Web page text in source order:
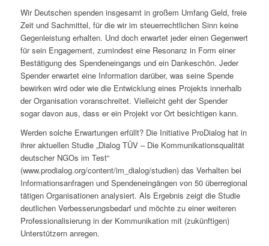
Wir Deutschen spenden insgesamt in großem Umfang Geld, freie
Zeit und Sachmittel, für die wir im steuerrechtlichen Sinn keine
Gegenleistung erhalten. Und doch erwartet jeder einen Gegenwert
für sein Engagement, zumindest eine Resonanz in Form einer
Bestätigung des Spendeneingangs und ein Dankeschön. Jeder
Spender erwartet eine Information darüber, was seine Spende
bewirken wird oder wie die Entwicklung eines Projekts innerhalb
der Organisation voranschreitet. Vielleicht geht der Spender
sogar davon aus, dass er ein Projekt vor Ort besichtigen kann.
Werden solche Erwartungen erfüllt? Die Initiative ProDialog hat in
ihrer aktuellen Studie „Dialog TÜV – Die Kommunikationsqualität
deutscher NGOs im Test“
(www.prodialog.org/content/im_dialog/studien) das Verhalten bei
Informationsanfragen und Spendeneingängen von 50 überregional
tätigen Organisationen analysiert. Als Ergebnis zeigt die Studie
deutlichen Verbesserungsbedarf und möchte zu einer weiteren
Professionalisierung in der Kommunikation mit (zukünftigen)
Unterstützern anregen.